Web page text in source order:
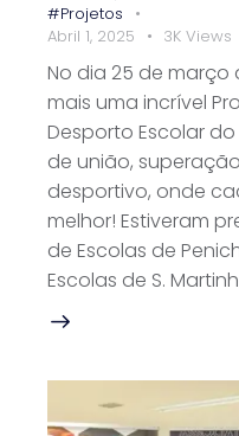
#Projetos
Abril 1, 2025
3K Views
No dia 25 de março
mais uma incrível
Desporto Escolar
de união,
desportivo, onde
melhor! Estiveram
de Escolas de
Escolas de S.